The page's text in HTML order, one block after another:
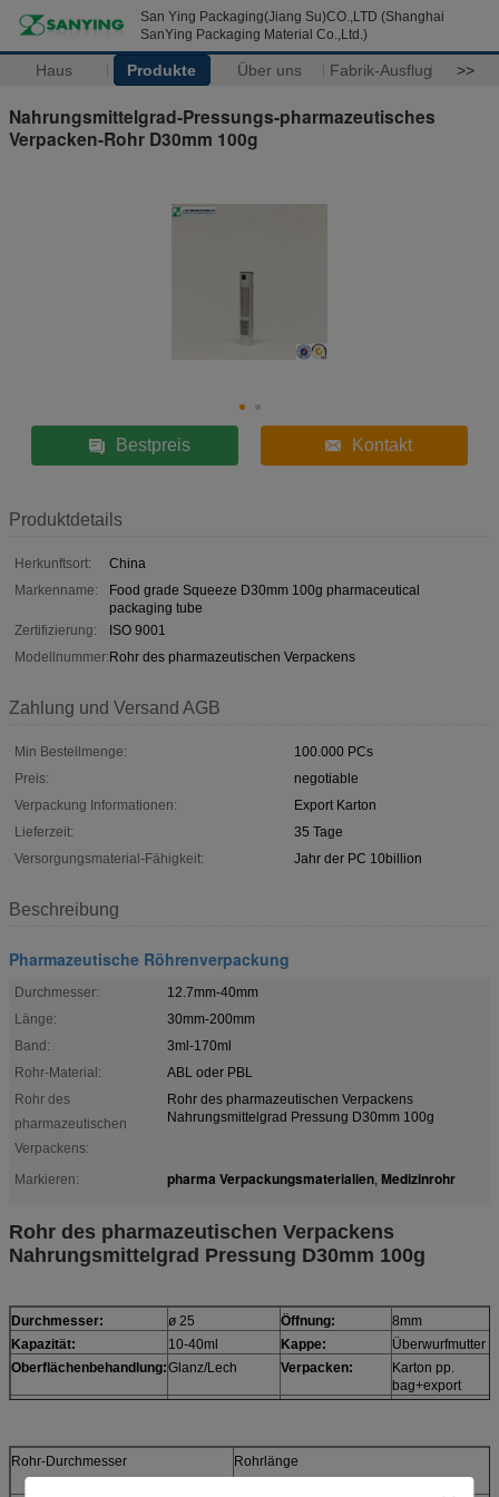
San Ying Packaging(Jiang Su)CO.,LTD (Shanghai
SanYing Packaging Material Co.,Ltd.)
Haus Produkte Über uns Fabrik-Ausflug >>
Nahrungsmittelgrad-Pressungs-pharmazeutisches
Verpacken-Rohr D30mm 100g
Bestpreis Kontakt
Produktdetails
Herkunftsort:
China
Markenname:
Food grade Squeeze D30mm 100g pharmaceutical
packaging tube
Zertifizierung:
ISO 9001
Modellnummer:Rohr des pharmazeutischen Verpackens
Zahlung und Versand AGB
Min Bestellmenge:
100.000 PCs
Preis:
negotiable
Verpackung Informationen:
Export Karton
Lieferzeit:
35 Tage
Versorgungsmaterial-Fähigkeit:
Jahr der PC 10billion
Beschreibung
Pharmazeutische Röhrenverpackung
Durchmesser:
12.7mm-40mm
Länge:
30mm-200mm
Band:
3ml-170ml
Rohr-Material:
ABL oder PBL
Rohr des
pharmazeutischen
Verpackens:
Rohr des pharmazeutischen Verpackens
Nahrungsmittelgrad Pressung D30mm 100g
Markieren: pharma Verpackungsmaterialien, Medizinrohr
Rohr des pharmazeutischen Verpackens
Nahrungsmittelgrad Pressung D30mm 100g
Durchmesser: ø 25 Öffnung:
8mm
Kapazität:
10-40ml Kappe:
Überwurfmutter
Oberflächenbehandlung:Glanz/Lech Verpacken:
Karton pp.
bag+export
275
Farbe 2.Body:
Ausdrücke:
Anblick oder an
100,000PCS/
Rohr-Durchmesser Rohrlänge